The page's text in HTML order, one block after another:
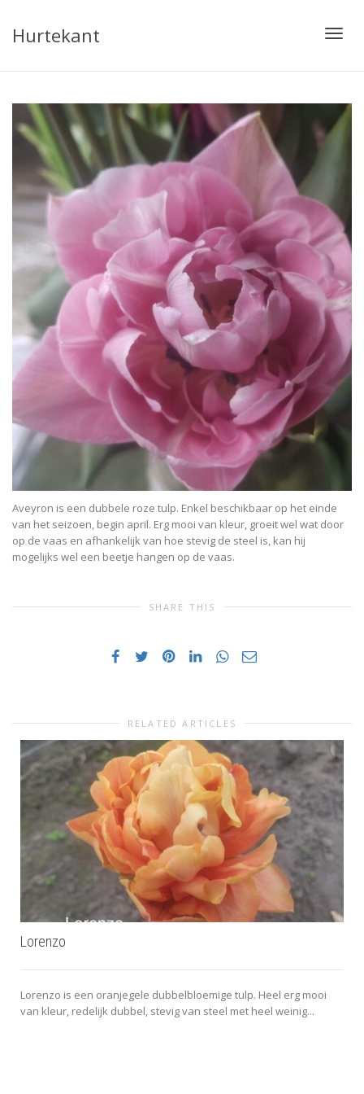
Hurtekant
Aveyron is een dubbele roze tulp. Enkel beschikbaar op het einde
van het seizoen, begin april. Erg mooi van kleur, groeit wel wat door
op de vaas en afhankelijk van hoe stevig de steel is, kan hij
mogelijks wel een beetje hangen op de vaas.
SHARE THIS
RELATED ARTICLES
Lorenzo
Lorenzo is een oranjegele dubbelbloemige tulp. Heel erg mooi
van kleur, redelijk dubbel, stevig van steel met heel weinig...